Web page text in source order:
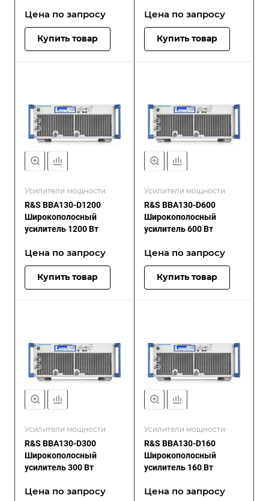
Цена по запросу
Купить товар
Цена по запросу
Купить товар
Усилители мощности
R&S BBA130-D1200
Широкополосный
усилитель 1200 Вт
Цена по запросу
Купить товар
Усилители мощности
R&S BBA130-D600
Широкополосный
усилитель 600 Вт
Цена по запросу
Купить товар
Усилители мощности
R&S BBA130-D300
Широкополосный
усилитель 300 Вт
Цена по запросу
Усилители мощности
R&S BBA130-D160
Широкополосный
усилитель 160 Вт
Цена по запросу